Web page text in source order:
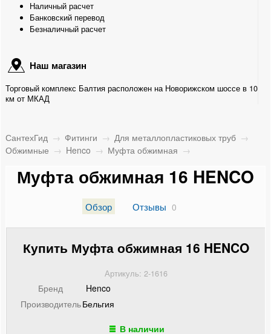
Для труб из сшитого полиэтилена
Для металлопластиковых труб
Прессовые
Comisa
UNI-FITT
Муфта обжимная
Муфта ВР обжимная
Муфта НР обжимная
Угольник обжимной
Наличный расчет
Банковский перевод
Безналичный расчет
Наш магазин
Торговый комплекс Балтия расположен на Новорижском шоссе в 10
км от МКАД
СантехГид → Фитинги → Для металлопластиковых труб →
Обжимные → Henco → Муфта обжимная →
Муфта обжимная 16 HENCO
Обзор Отзывы 0
Купить Муфта обжимная 16 HENCO
Артикуль: 2-1616
Бренд
Henco
ПроизводительБельгия
В наличии